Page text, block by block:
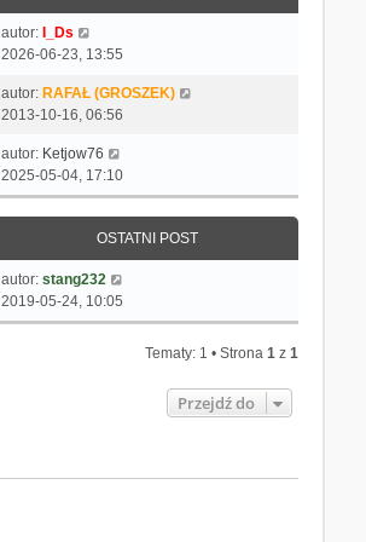
o
y
o
s
n
s
s
t
n
o
autor:
I_Ds
2026-06-23, 13:55
autor: RAFAŁ (GROSZEK)
2013-10-16, 06:56
autor: Ketjow76
2025-05-04, 17:10
OSTATNI POST
autor: stang232
2019-05-24, 10:05
Tematy: 1 • Strona1 z1
Przejdź do